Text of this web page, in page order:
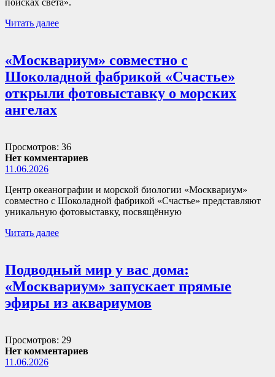
поисках света».
Читать далее
«Москвариум» совместно с
Шоколадной фабрикой «Счастье»
открыли фотовыставку о морских
ангелах
Просмотров: 36
Нет комментариев
11.06.2026
Центр океанографии и морской биологии «Москвариум»
совместно с Шоколадной фабрикой «Счастье» представляют
уникальную фотовыставку, посвящённую
Читать далее
Подводный мир у вас дома:
«Москвариум» запускает прямые
эфиры из аквариумов
Просмотров: 29
Нет комментариев
11.06.2026